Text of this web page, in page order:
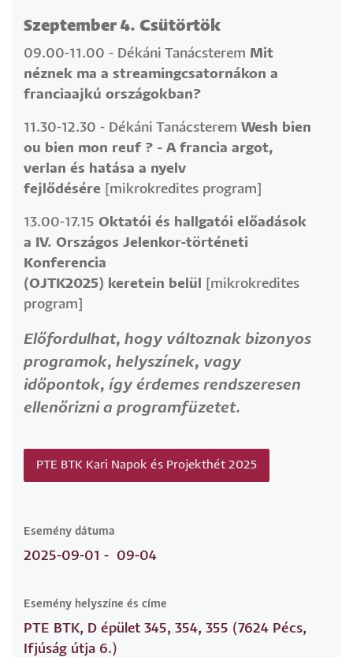
Szeptember 4. Csütörtök
09.00-11.00 - Dékáni Tanácsterem Mit
néznek ma a streamingcsatornákon a
franciaajkú országokban?
11.30-12.30 - Dékáni Tanácsterem Wesh bien
ou bien mon reuf ? - A francia argot,
verlan és hatása a nyelv
fejlődésére
[mikrokredites program]
13.00-17.15 Oktatói és hallgatói előadások
a IV. Országos Jelenkor-történeti
Konferencia
(OJTK2025) keretein belül
[mikrokredites
program]
Előfordulhat, hogy változnak bizonyos
programok, helyszínek, vagy
időpontok, így érdemes rendszeresen
ellenőrizni a programfüzetet.
PTE BTK Kari Napok és Projekthét 2025
Esemény dátuma
2025-09-01 - 09-04
Esemény helyszíne és címe
PTE BTK, D épület 345, 354, 355 (7624 Pécs,
Ifjúság útja 6.)